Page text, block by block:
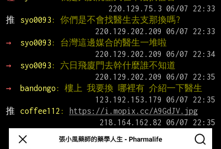
推
syo0093 : 你們是不會找醫生去支那換嗎?
→
syo0093 : 台灣這邊媒合的醫生一堆啦
→
syo0093 : 六日飛廈門去幹什麼誰不知道
→
bandongo : 樓上 我要換 哪裡有 介紹一下醫生
推
coffee112 :
https://i.mopix.cc/A9GdJV.jpg